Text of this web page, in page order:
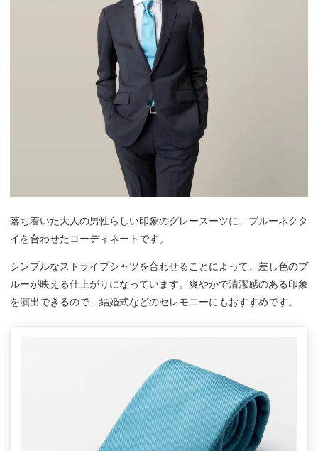
落ち着いた大人の男性らしい印象のグレースーツに、ブルーネクタ
イを合わせたコーディネートです。
シンプルなストライプシャツを合わせることによって、差し色のブ
ルーが映える仕上がりになっています。爽やかで清潔感のある印象
を演出できるので、結婚式などのセレモニーにもおすすめです。